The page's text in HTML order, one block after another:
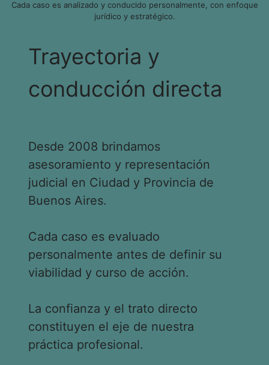
Cada caso es analizado y conducido personalmente, con enfoque
jurídico y estratégico.
Trayectoria y
conducción directa
Desde 2008 brindamos
asesoramiento y representación
judicial en Ciudad y Provincia de
Buenos Aires.
Cada caso es evaluado
personalmente antes de definir su
viabilidad y curso de acción.
La confianza y el trato directo
constituyen el eje de nuestra
práctica profesional.